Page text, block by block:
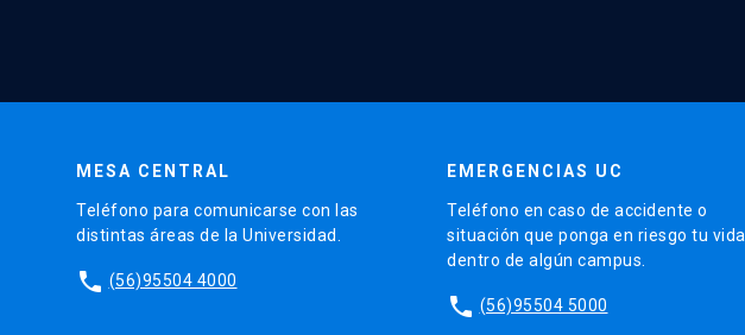
MESA CENTRAL
Teléfono para comunicarse con las
distintas áreas de la Universidad.
phone (56)95504 4000
EMERGENCIAS UC
Teléfono en caso de accidente o
situación que ponga en riesgo tu vida
dentro de algún campus.
phone (56)95504 5000